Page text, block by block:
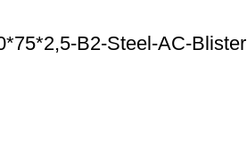
B2-Steel-AC-Blister